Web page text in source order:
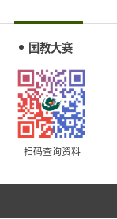
国教大赛
扫码查询资料